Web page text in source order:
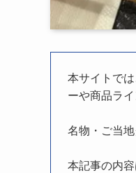
本サイトで
ーや商品ラ
名物・ご当
本記事の内